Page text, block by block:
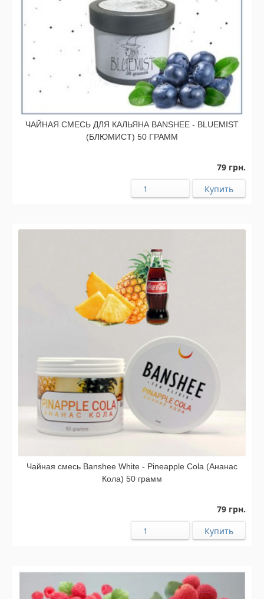
ЧАЙНАЯ СМЕСЬ ДЛЯ КАЛЬЯНА BANSHEE - BLUEMIST
(БЛЮМИСТ) 50 ГРАММ
79 грн.
Чайная смесь Banshee White - Pineapple Cola (Ананас
Кола) 50 грамм
79 грн.